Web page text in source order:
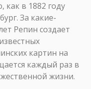
как в 1882 году
За какие-
Репин создает
картин на
каждый раз в
жизни.